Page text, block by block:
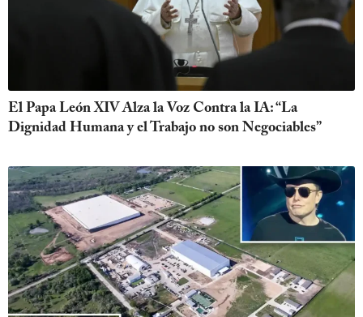
El Papa León XIV Alza la Voz Contra la IA: “La
Dignidad Humana y el Trabajo no son Negociables”